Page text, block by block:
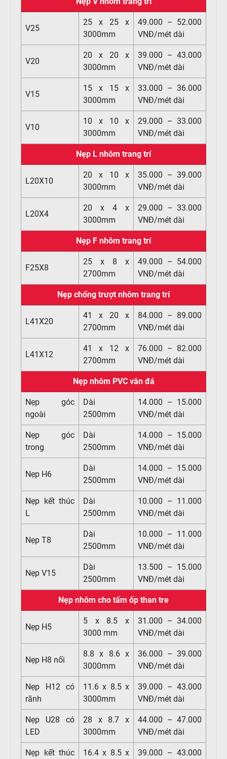
V25
25 x 25 x
3000mm
49.000 – 52.000
VNĐ/mét dài
V20
20 x 20 x
3000mm
39.000 – 43.000
VNĐ/mét dài
V15
15 x 15 x
3000mm
33.000 – 36.000
VNĐ/mét dài
V10
10 x 10 x
3000mm
29.000 – 33.000
VNĐ/mét dài
Nẹp L nhôm trang trí
L20X10
20 x 10 x
3000mm
35.000 – 39.000
VNĐ/mét dài
L20X4
20 x 4 x
3000mm
29.000 – 33.000
VNĐ/mét dài
Nẹp F nhôm trang trí
F25X8
25 x 8 x
2700mm
49.000 – 54.000
VNĐ/mét dài
Nẹp chống trượt nhôm trang trí
L41X20
41 x 20 x
2700mm
84.000 – 89.000
VNĐ/mét dài
L41X12
41 x 12 x
2700mm
76.000 – 82.000
VNĐ/mét dài
Nẹp nhôm PVC vân đá
Nẹp góc
ngoài
Dài
2500mm
14.000 – 15.000
VNĐ/mét dài
Nẹp góc
trong
Dài
2500mm
14.000 – 15.000
VNĐ/mét dài
Nẹp H6
Dài
2500mm
14.000 – 15.000
VNĐ/mét dài
Nẹp kết thúc
L
Dài
2500mm
10.000 – 11.000
VNĐ/mét dài
Nẹp T8
Dài
2500mm
10.000 – 11.000
VNĐ/mét dài
Nẹp V15
Dài
2500mm
13.500 – 15.000
VNĐ/mét dài
Nẹp nhôm cho tấm ốp than tre
Nẹp H5
5 x 8.5 x
3000 mm
31.000 – 34.000
VNĐ/mét dài
Nẹp H8 nối
8.8 x 8.6 x
3000mm
36.000 – 39.000
VNĐ/mét dài
Nẹp H12 có
rãnh
11.6 x 8.5 x
3000mm
39.000 – 43.000
VNĐ/mét dài
Nẹp U28 có
LED
28 x 8.7 x
3000mm
44.000 – 47.000
VNĐ/mét dài
Nẹp kết thúc
16.4 x 8.5 x
39.000 – 43.000